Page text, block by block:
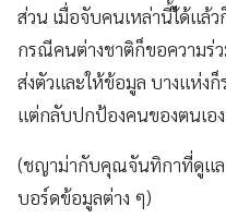
ส่วน เมื่อจับคนเหล่านี้ไ้ด้แล้
กรณีคนต่างชาติก็ขอความร่
ส่งตัวและให้ข้อมูล บางแห่ง
แต่กลับปกป้องคนของตนเอ
(ชญาม่ากับคุณจันทิกาที่ดูแล
บอร์ดข้อมูลต่าง ๆ)